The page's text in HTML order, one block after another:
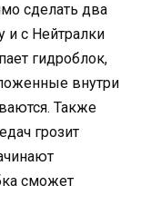
сделать два
и с Нейтралки
гидроблок,
внутри
Также
грозит
сможет